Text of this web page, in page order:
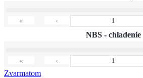
« ‹
NBS - chladenie
« ‹
Zvarmatom